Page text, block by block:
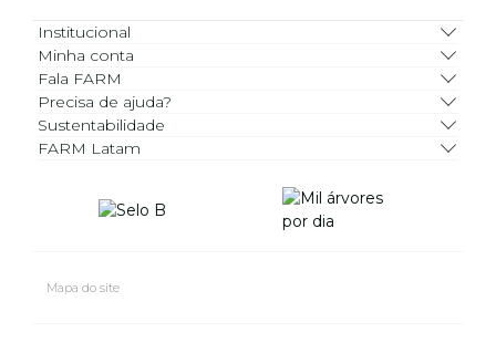
Institucional
Minha conta
Fala FARM
Precisa de ajuda?
Sustentabilidade
FARM Latam
Mapa do site